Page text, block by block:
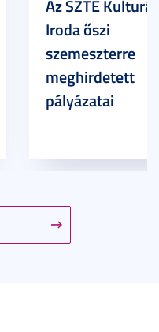
Az SZTE
Iroda őszi
szemeszterre
meghirdetett
pályázatai